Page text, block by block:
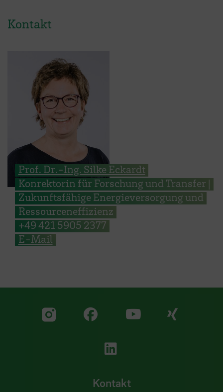
Kontakt
Prof. Dr.-Ing. Silke Eckardt
Konrektorin für Forschung und Transfer |
Zukunftsfähige Energieversorgung und
Ressourceneffizienz
+49 421 5905 2377
E-Mail
Zu unserer Facebook
Zu
Zu unserer
Kontakt